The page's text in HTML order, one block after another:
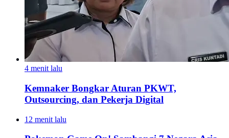
4 menit lalu
Kemnaker Bongkar Aturan PKWT,
Outsourcing, dan Pekerja Digital
12 menit lalu